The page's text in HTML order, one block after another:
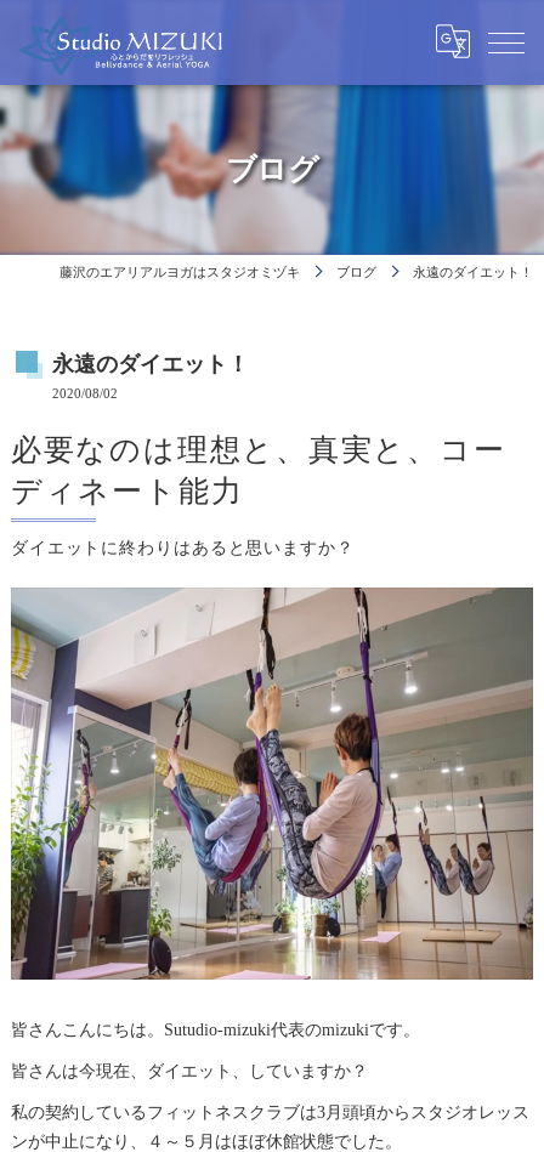
ブログ
藤沢のエアリアルヨガはスタジオミヅキ ブログ 永遠のダイエット！
永遠のダイエット！
2020/08/02
ダイエットに終わりはあると思いますか？
必要なのは理想と、真実と、コー
ディネート能力
皆さんこんにちは。Sutudio-mizuki代表のmizukiです。
皆さんは今現在、ダイエット、していますか？
私の契約しているフィットネスクラブは3月頭頃からスタジオレッス
ンが中止になり、４～５月はほぼ休館状態でした。